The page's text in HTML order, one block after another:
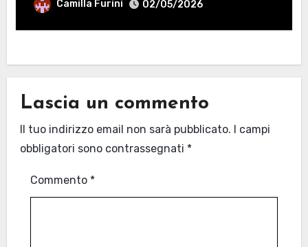
Camilla Furini 02/05/2026
Lascia un commento
Il tuo indirizzo email non sarà pubblicato.
I campi
obbligatori sono contrassegnati *
Commento *